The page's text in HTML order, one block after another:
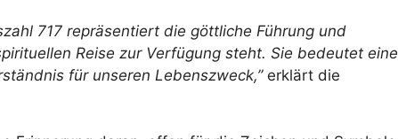
717 repräsentiert die göttliche Führung und
Reise zur Verfügung steht. Sie bedeutet eine
für unseren Lebenszweck,”erklärt die